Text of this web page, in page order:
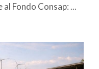
Fondo Consap: ...